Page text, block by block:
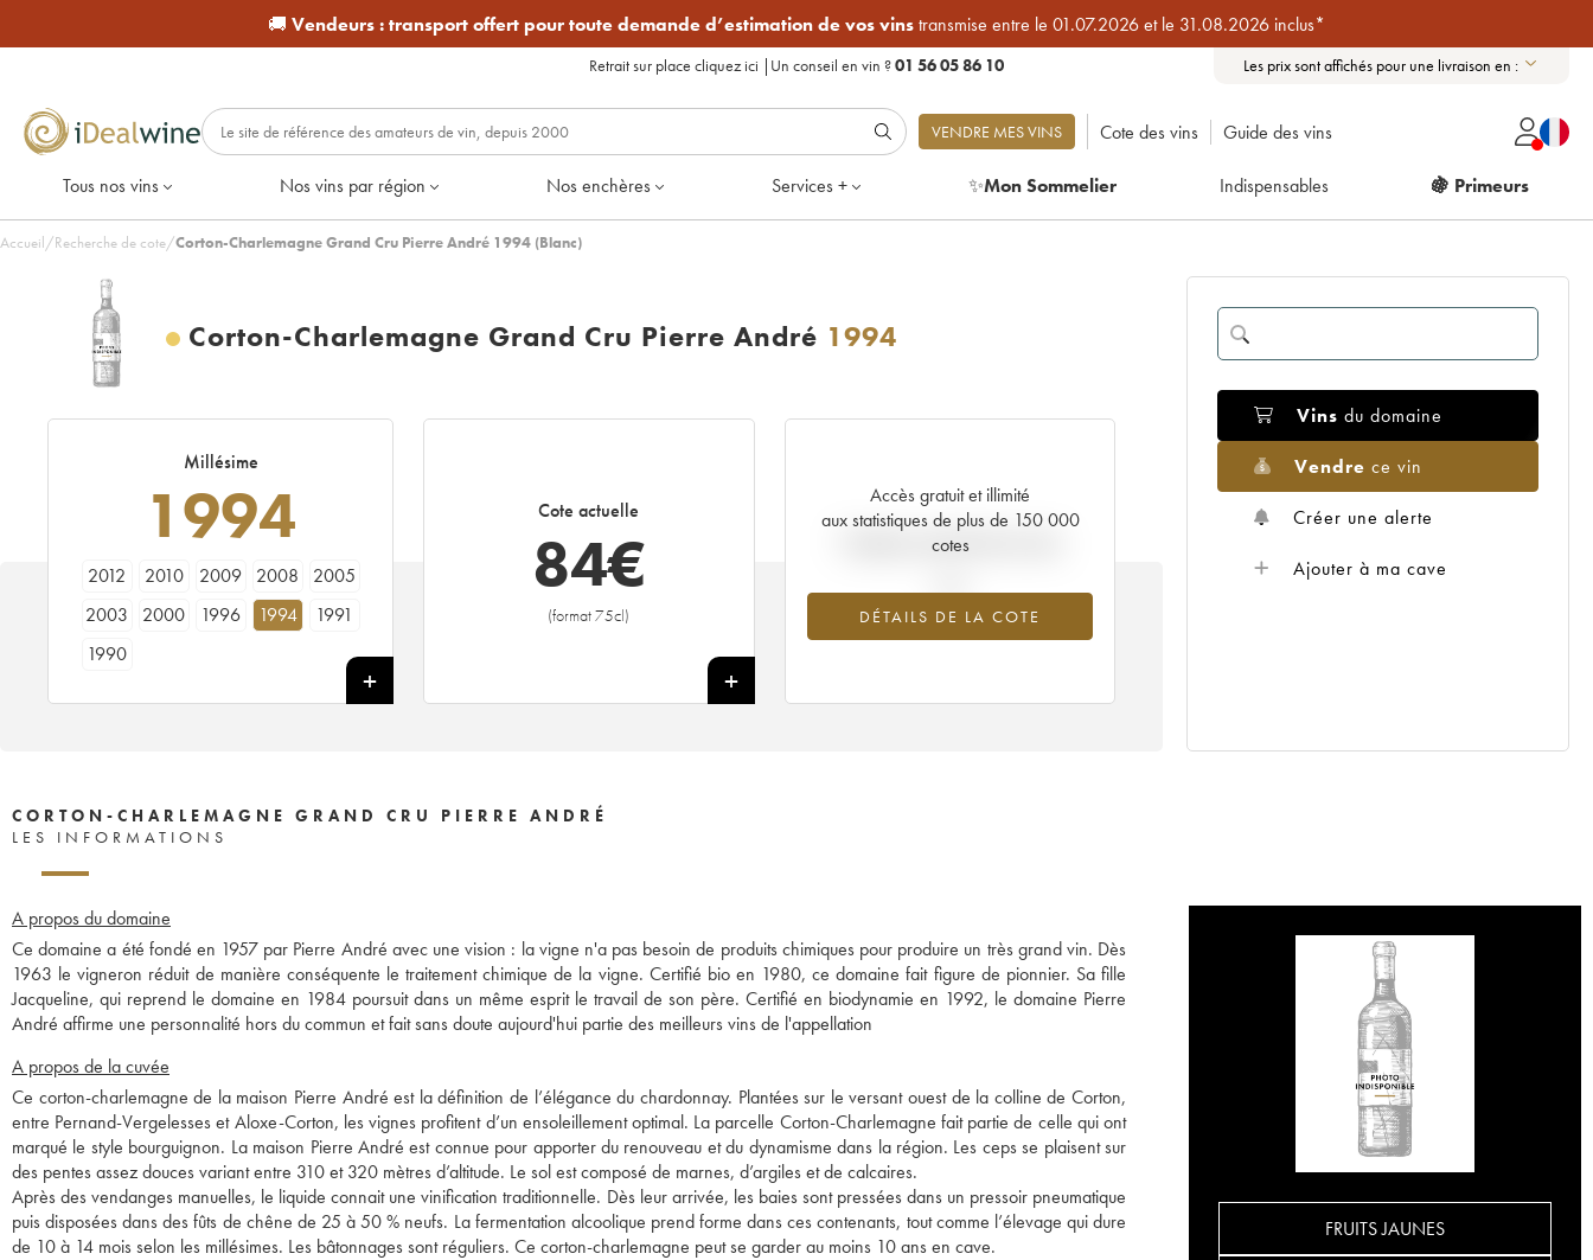
🚚 Vendeurs :transport offert pour toute demande d’estimation de vos vinstransmise entre le 01.07.2026 et le 31.08.2026 inclus*
Retrait sur place cliquez ici | Un conseil en vin ?01 56 05 86 10 Les prix sont affichés pour une livraison en :
VENDRE MES VINS Cote des vins Guide des vins
Tous nos vins Nos vins par région Nos enchères Services + ✨Mon Sommelier Indispensables 🍇 Primeurs
Accueil/Recherche de cote/Corton-Charlemagne Grand Cru Pierre André 1994 (Blanc)
Corton-Charlemagne Grand Cru Pierre André 1994
Millésime
1994
2012 2010 2009 2008
2005
2003
2000 1996 1994
1991
1990
Cote actuelle
84€
(format 75cl)
+
Accès gratuit et illimité
aux statistiques de plus de 150 000
cotes
DÉTAILS DE LA COTE
Tendance actuelle de la cote
Vins du domaine
Vendre ce vin
Créer une alerte
Ajouter à ma cave
CORTON-CHARLEMAGNE GRAND CRU PIERRE ANDRÉ
LES INFORMATIONS
A propos du domaine
Ce domaine a été fondé en 1957 par Pierre André avec une vision : la vigne n'a pas besoin de produits chimiques pour produire un très grand vin. Dès
1963 le vigneron réduit de manière conséquente le traitement chimique de la vigne. Certifié bio en 1980, ce domaine fait figure de pionnier. Sa fille
Jacqueline, qui reprend le domaine en 1984 poursuit dans un même esprit le travail de son père. Certifié en biodynamie en 1992, le domaine Pierre
André affirme une personnalité hors du commun et fait sans doute aujourd'hui partie des meilleurs vins de l'appellation
A propos de la cuvée
Ce corton-charlemagne de la maison Pierre André est la définition de l’élégance du chardonnay. Plantées sur le versant ouest de la colline de Corton,
entre Pernand-Vergelesses et Aloxe-Corton, les vignes profitent d’un ensoleillement optimal. La parcelle Corton-Charlemagne fait partie de celle qui ont
marqué le style bourguignon. La maison Pierre André est connue pour apporter du renouveau et du dynamisme dans la région. Les ceps se plaisent sur
des pentes assez douces variant entre 310 et 320 mètres d’altitude. Le sol est composé de marnes, d’argiles et de calcaires.
Après des vendanges manuelles, le liquide connait une vinification traditionnelle. Dès leur arrivée, les baies sont pressées dans un pressoir pneumatique
puis disposées dans des fûts de chêne de 25 à 50 % neufs. La fermentation alcoolique prend forme dans ces contenants, tout comme l’élevage qui dure
de 10 à 14 mois selon les millésimes. Les bâtonnages sont réguliers. Ce corton-charlemagne peut se garder au moins 10 ans en cave.
FRUITS JAUNES